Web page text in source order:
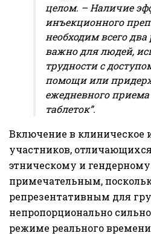
целом. – Наличие
инъекционного
необходим всего два
важно для людей,
трудности с
помощи или
ежедневного
таблеток”.
Включение в клиническое
участников,
этническому и
примечательным,
репрезентативным для
непропорционально
режиме реального